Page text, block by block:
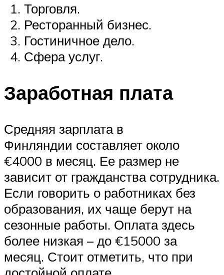
Торговля.
Ресторанный бизнес.
Гостиничное дело.
Сфера услуг.
Заработная плата
Средняя зарплата в
Финляндии составляет около
€4000 в месяц. Ее размер не
зависит от гражданства сотрудника.
Если говорить о работниках без
образования, их чаще берут на
сезонные работы. Оплата здесь
более низкая – до €15000 за
месяц. Стоит отметить, что при